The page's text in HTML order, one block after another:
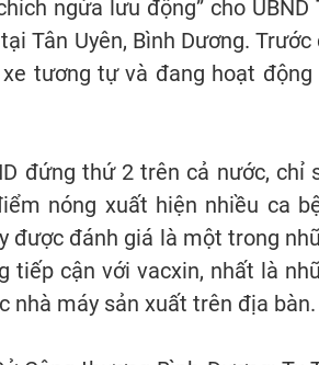
ngừa lưu động” cho UBND
Tân Uyên, Bình Dương. Trước
tương tự và đang hoạt động
đứng thứ 2 trên cả nước, chỉ
nóng xuất hiện nhiều ca
được đánh giá là một trong
tiếp cận với vacxin, nhất là
nhà máy sản xuất trên địa